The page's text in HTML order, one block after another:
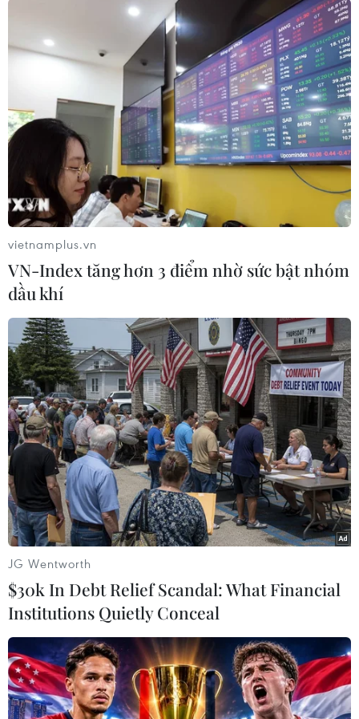
#Donbass #miền Đông Ukraine
#thượng đỉnh Nga-Mỹ
#Ukraine
Ukraine
Theo dõi VietnamPlus
TIN LIÊN QUAN
Nga cảnh báo tình hình ở miền Đông
Ukraine dẫn đến hậu quả xấu
20/02/2022 13:12
Người phát ngôn Điện Kremlin Peskov cho biết việc các
vietnamplus.vn
VN-Index tăng hơn 3 điểm nhờ sức bật nhóm
dầu khí
JG Wentworth
$30k In Debt Relief Scandal: What Financial
Institutions Quietly Conceal